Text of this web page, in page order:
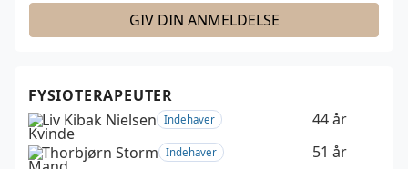
GIV DIN ANMELDELSE
FYSIOTERAPEUTER
Liv Kibak Nielsen Indehaver
44 år
Thorbjørn Storm Indehaver
51 år